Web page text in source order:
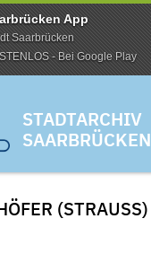
App
Saarbrücken
- Bei Google Play
STADTARCHIV
SAARBRÜCKEN
(STRAUSS)